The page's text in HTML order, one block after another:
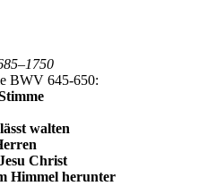
BWV 645-650:
walten
Christ
Himmel herunter